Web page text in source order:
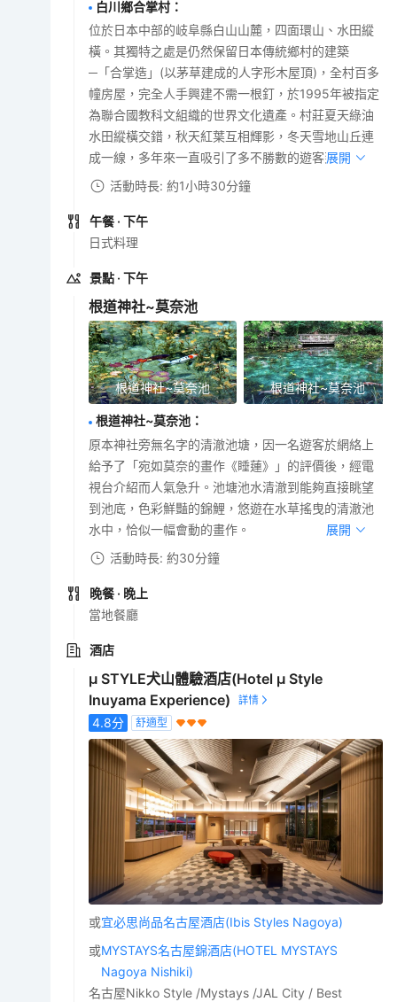
白川鄉合掌村 ：
位於日本中部的岐阜縣白山山麓，四面環山、水田縱
橫。其獨特之處是仍然保留日本傳統鄉村的建築
─「合掌造」(以茅草建成的人字形木屋頂)，全村百多
幢房屋，完全人手興建不需一根釘，於1995年被指定
為聯合國教科文組織的世界文化遺產。村莊夏天綠油
水田縱橫交錯，秋天紅葉互相輝影，冬天雪地山丘連
成一線，多年來一直吸引了多不勝數的遊客到訪。
展開
活動時長: 約1小時30分鐘
午餐 · 下午
日式料理
景點 · 下午
根道神社~莫奈池
根道神社~莫奈池 根道神社~莫奈池
根道神社~莫奈池 ：
原本神社旁無名字的清澈池塘，因一名遊客於網絡上
給予了「宛如莫奈的畫作《睡蓮》」的評價後，經電
視台介紹而人氣急升。池塘池水清澈到能夠直接眺望
到池底，色彩鮮豔的錦鯉，悠遊在水草搖曳的清澈池
水中，恰似一幅會動的畫作。
展開
活動時長: 約30分鐘
晚餐 · 晚上
當地餐廳
酒店
μ STYLE犬山體驗酒店(Hotel μ Style
Inuyama Experience)
4.8分 舒適型
或宜必思尚品名古屋酒店(Ibis Styles Nagoya)
或MYSTAYS名古屋錦酒店(HOTEL MYSTAYS
Nagoya Nishiki)
名古屋Nikko Style /Mystays /JAL City / Best